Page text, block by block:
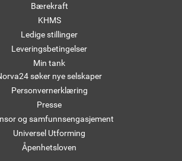
Bærekraft
KHMS
Ledige stillinger
Leveringsbetingelser
Min tank
søker nye selskaper
Personvernerklæring
Presse
og samfunnsengasjement
Universel Utforming
Åpenhetsloven